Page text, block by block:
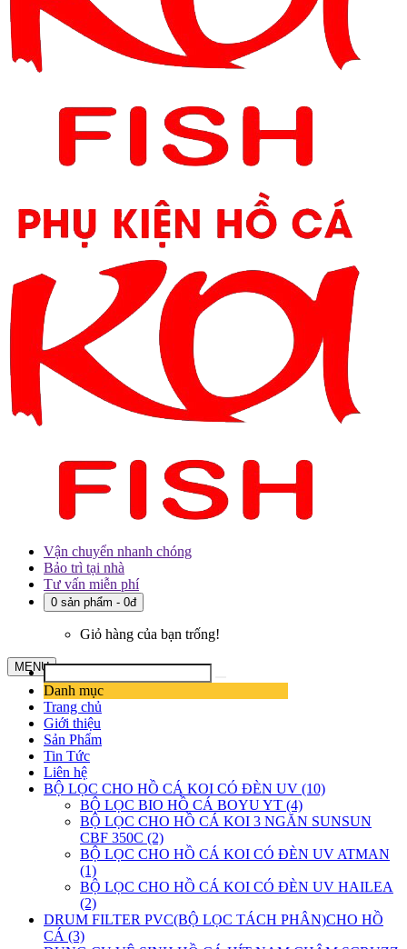
Vận chuyển nhanh chóng
Bảo trì tại nhà
Tư vấn miễn phí
0 sản phẩm - 0đ
Giỏ hàng của bạn trống!
MENU
Danh mục
Trang chủ
Giới thiệu
Sản Phẩm
Tin Tức
Liên hệ
BỘ LỌC CHO HỒ CÁ KOI CÓ ĐÈN UV (10)
BỘ LỌC BIO HỒ CÁ BOYU YT (4)
BỘ LỌC CHO HỒ CÁ KOI 3 NGĂN SUNSUN
CBF 350C (2)
BỘ LỌC CHO HỒ CÁ KOI CÓ ĐÈN UV ATMAN
(1)
BỘ LỌC CHO HỒ CÁ KOI CÓ ĐÈN UV HAILEA
(2)
DRUM FILTER PVC(BỘ LỌC TÁCH PHÂN)CHO HỒ
CÁ (3)